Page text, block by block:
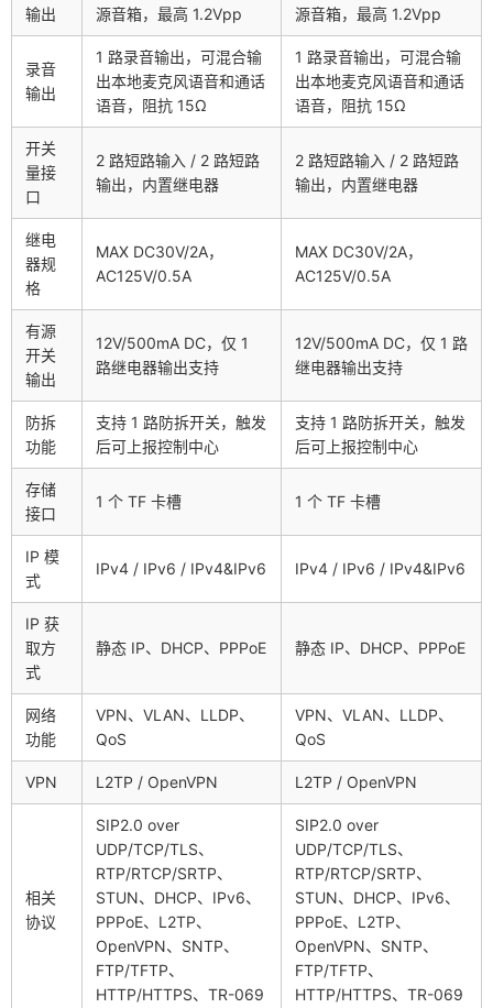
输出 源音箱，最高 1.2Vpp 源音箱，最高 1.2Vpp
录音
输出
1 路录音输出，可混合输
出本地麦克风语音和通话
语音，阻抗 15Ω
1 路录音输出，可混合输
出本地麦克风语音和通话
语音，阻抗 15Ω
开关
量接
口
2 路短路输入 / 2 路短路
输出，内置继电器
2 路短路输入 / 2 路短路
输出，内置继电器
继电
器规
格
MAX DC30V/2A，
AC125V/0.5A
MAX DC30V/2A，
AC125V/0.5A
有源
开关
输出
12V/500mA DC，仅 1
路继电器输出支持
12V/500mA DC，仅 1 路
继电器输出支持
防拆
功能
支持 1 路防拆开关，触发
后可上报控制中心
支持 1 路防拆开关，触发
后可上报控制中心
存储
接口
1 个 TF 卡槽 1 个 TF 卡槽
IP 模
式
IPv4 / IPv6 / IPv4&IPv6 IPv4 / IPv6 / IPv4&IPv6
IP 获
取方
式
静态 IP、DHCP、PPPoE 静态 IP、DHCP、PPPoE
网络
功能
VPN、VLAN、LLDP、
QoS
VPN、VLAN、LLDP、
QoS
VPN L2TP / OpenVPN L2TP / OpenVPN
相关
协议
SIP2.0 over
UDP/TCP/TLS、
RTP/RTCP/SRTP、
STUN、DHCP、IPv6、
PPPoE、L2TP、
OpenVPN、SNTP、
FTP/TFTP、
HTTP/HTTPS、TR-069
SIP2.0 over
UDP/TCP/TLS、
RTP/RTCP/SRTP、
STUN、DHCP、IPv6、
PPPoE、L2TP、
OpenVPN、SNTP、
FTP/TFTP、
HTTP/HTTPS、TR-069